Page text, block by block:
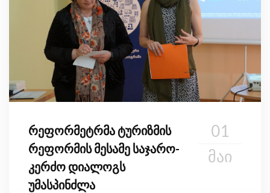
რეფორმეტრმა ტურიზმის
რეფორმის მესამე საჯარო-
კერძო დიალოგს
უმასპინძლა
01
ᲛᲐᲘ